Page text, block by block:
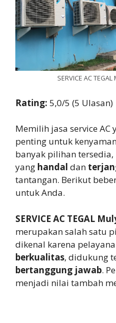
SERVICE AC
Rating: 5,0/5 (5 Ulasan)
Memilih jasa service AC
penting untuk
banyak pilihan
yang handal dan
tantangan. Berikut
untuk Anda.
SERVICE AC TEGAL
merupakan salah satu
dikenal karena
berkualitas, didukung
bertanggung jawab.
menjadi nilai tambah